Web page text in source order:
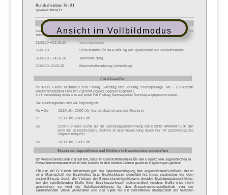
Ansicht im Vollbildmodus